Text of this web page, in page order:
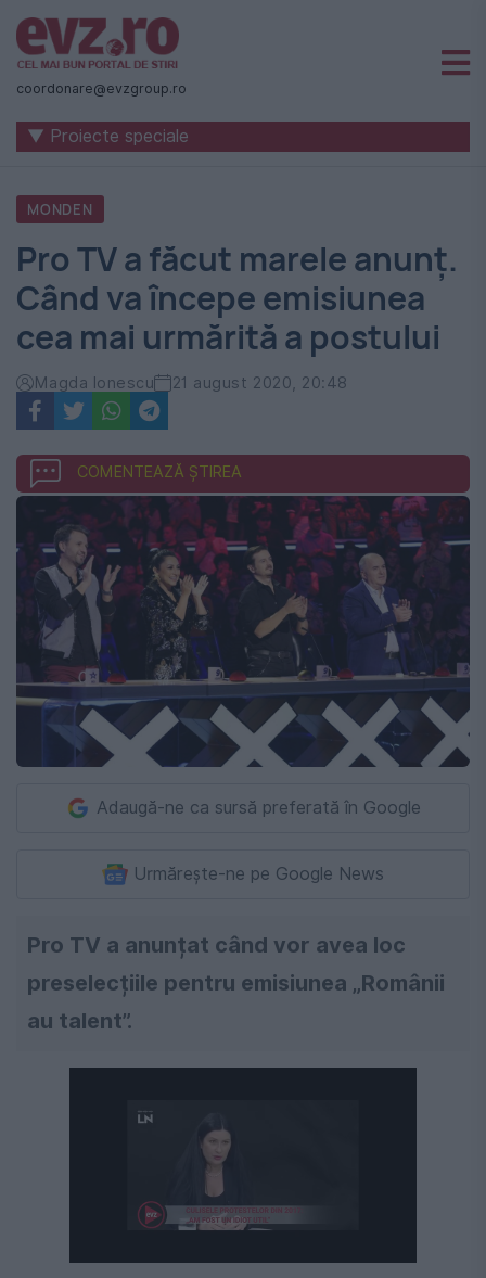
Știri
naționale
internaționale
România
-
Evenimentul
Zilei
coordonare@evzgroup.ro
▼ Proiecte speciale
MONDEN
Pro TV a făcut marele anunț.
Când va începe emisiunea
cea mai urmărită a postului
Magda Ionescu 21 august 2020, 20:48
COMENTEAZĂ ȘTIREA
Adaugă-ne ca sursă preferată în Google
Urmărește-ne pe Google News
Pro TV a anunțat când vor avea loc
preselecțiile pentru emisiunea „Românii
au talent”.